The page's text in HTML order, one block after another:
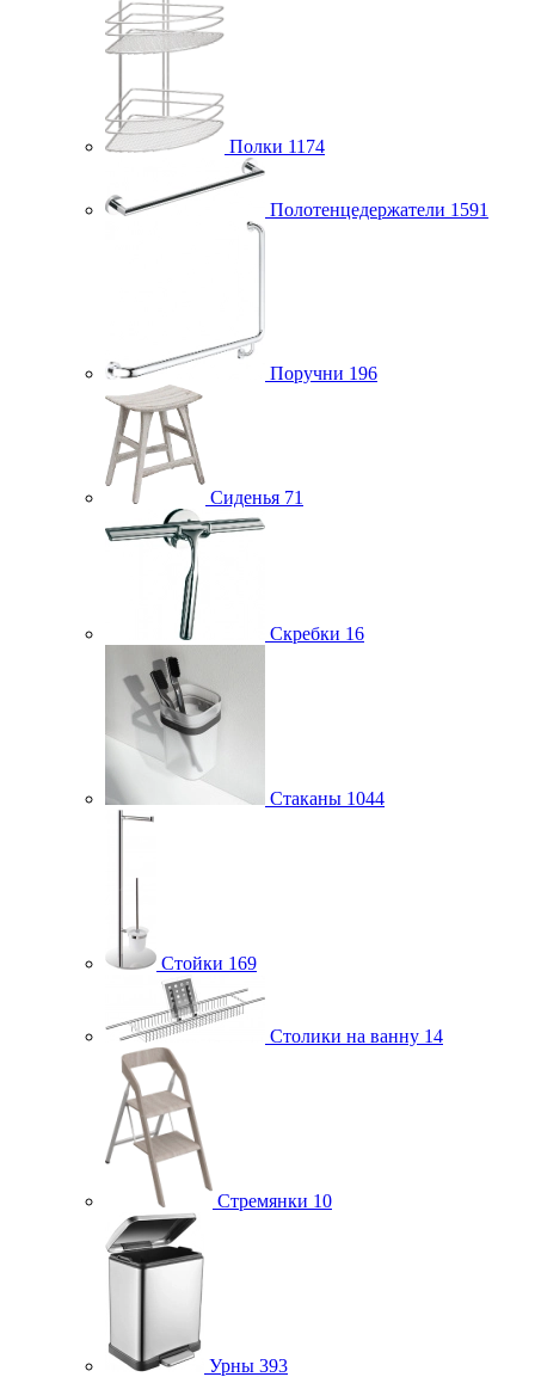
Полки 1174
Полотенцедержатели 1591
Поручни 196
Сиденья 71
Скребки 16
Стаканы 1044
Стойки 169
Столики на ванну 14
Стремянки 10
Урны 393